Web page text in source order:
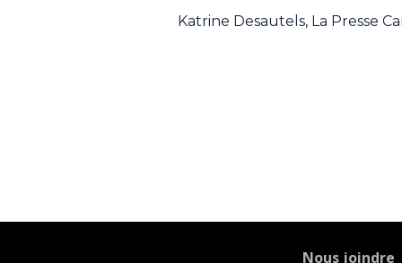
Katrine Desautels, La Presse
Nous joindre